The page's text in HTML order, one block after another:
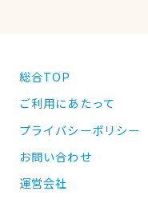
総合TOP
ご利用にあたって
プライバシーポリシー
お問い合わせ
運営会社